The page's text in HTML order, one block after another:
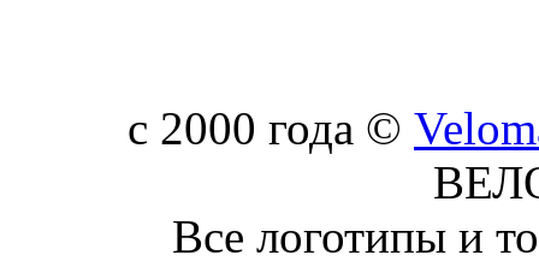
c 2000 года ©
Все логотипы и